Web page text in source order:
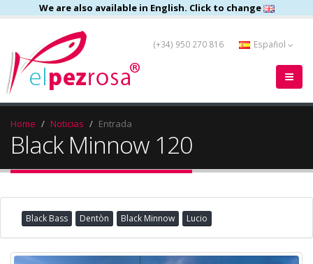
We are also available in English. Click to change
(+34) 950 270 816 Español
Home Noticias Entrada
Black Minnow 120
Black Bass Dentòn Black Minnow Lucio